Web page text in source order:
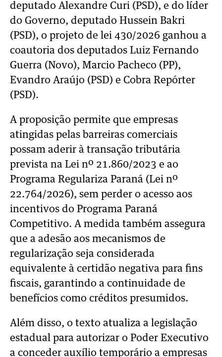
deputado Alexandre Curi (PSD), e do líder
do Governo, deputado Hussein Bakri
(PSD), o projeto de lei 430/2026 ganhou a
coautoria dos deputados Luiz Fernando
Guerra (Novo), Marcio Pacheco (PP),
Evandro Araújo (PSD) e Cobra Repórter
(PSD).
A proposição permite que empresas
atingidas pelas barreiras comerciais
possam aderir à transação tributária
prevista na Lei nº 21.860/2023 e ao
Programa Regulariza Paraná (Lei nº
22.764/2026), sem perder o acesso aos
incentivos do Programa Paraná
Competitivo. A medida também assegura
que a adesão aos mecanismos de
regularização seja considerada
equivalente à certidão negativa para fins
fiscais, garantindo a continuidade de
benefícios como créditos presumidos.
Além disso, o texto atualiza a legislação
estadual para autorizar o Poder Executivo
a conceder auxílio temporário a empresas